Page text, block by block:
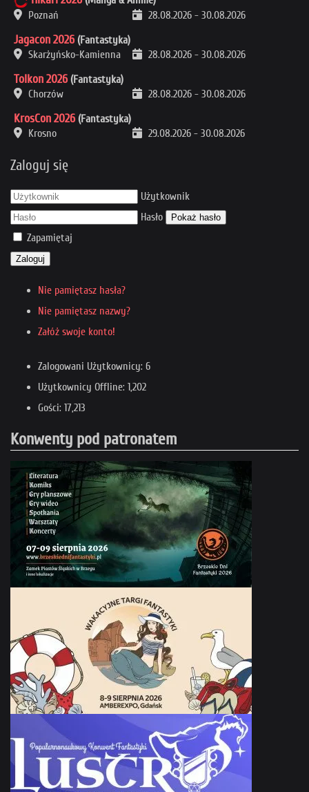
Poznań
28.08.2026 - 30.08.2026
Jagacon 2026 (Fantastyka)
Skarżyńsko-Kamienna
28.08.2026 - 30.08.2026
Tolkon 2026 (Fantastyka)
Chorzów
28.08.2026 - 30.08.2026
KrosCon 2026 (Fantastyka)
Krosno
29.08.2026 - 30.08.2026
Zaloguj się
Użytkownik
Hasło
Pokaż hasło
Zapamiętaj
Zaloguj
Nie pamiętasz hasła?
Nie pamiętasz nazwy?
Załóż swoje konto!
Zalogowani Użytkownicy: 6
Użytkownicy Offline: 1,202
Gości: 17,213
Konwenty pod patronatem